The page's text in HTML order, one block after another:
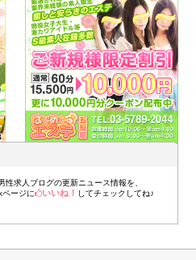
性求人ブログの更新ニュース情報を、
ージに
いいね！ してチェックしてね♪